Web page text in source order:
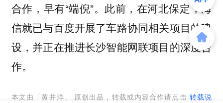
合作，早有“端倪”。此前，在河北保定，海
信就已与百度开展了车路协同相关项目的建
设，并正在推进长沙智能网联项目的深度合
作。
本文由「黄井洋 」 原创出品，转载或内容合作请点击 转载说